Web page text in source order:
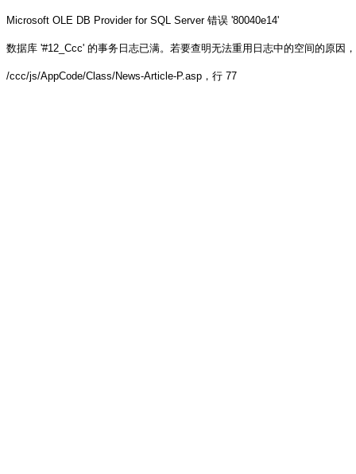
Microsoft OLE DB Provider for SQL Server 错误 '80040e14'
数据库 '#12_Ccc' 的事务日志已满。若要查明无法重用日志中的空间的原因
/ccc/js/AppCode/Class/News-Article-P.asp ，行 77